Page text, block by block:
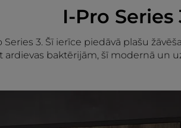
I-Pro Series
3. Šī ierīce piedāvā plašu
ardievas baktērijām, šī modernā un